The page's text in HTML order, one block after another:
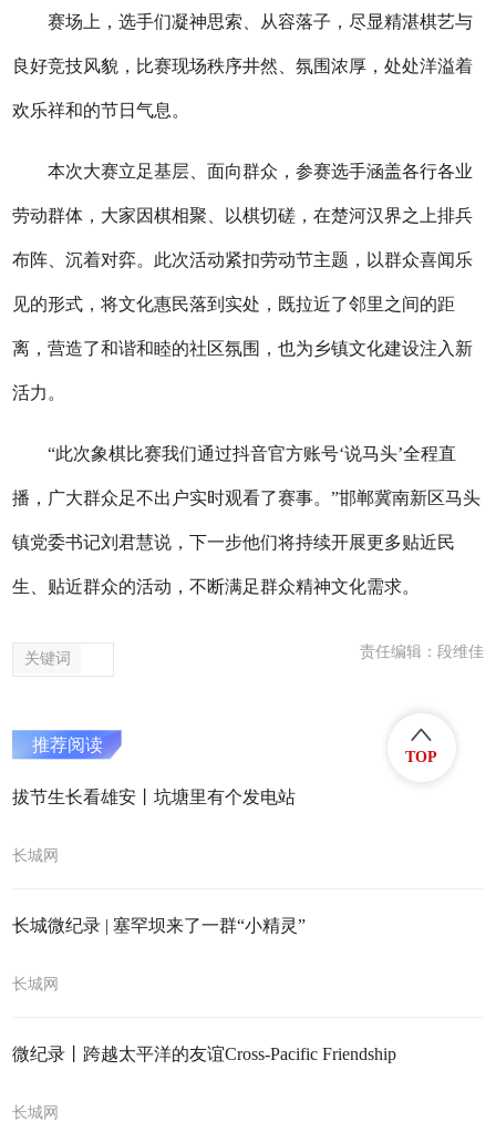
赛场上，选手们凝神思索、从容落子，尽显精湛棋艺与
良好竞技风貌， 比赛现场秩序井然、氛围浓厚，处处洋溢着
欢乐祥和的节日气息。
本次大赛立足基层、面向群众，参赛选手涵盖各行各业
劳动群体，大家因棋相聚、以棋切磋，在楚河汉界之上排兵
布阵、沉着对弈。 此次活动紧扣劳动节主题，以群众喜闻乐
见的形式，将文化惠民落到实处，既拉近了邻里之间的距
离，营造了和谐和睦的社区氛围，也为乡镇文化建设注入新
活力。
“此次象棋比赛我们通过抖音官方账号‘说马头’全程直
播， 广大群众足不出户实时观看了赛事。”邯郸冀南新区马头
镇党委书记刘君慧说 ，下一步他们将持续开展更多贴近民
生、贴近群众的活动，不断满足群众精神文化需求。
关键词 责任编辑：段维佳
推荐阅读
拔节生长看雄安丨坑塘里有个发电站
长城网
长城微纪录 | 塞罕坝来了一群“小精灵”
长城网
微纪录丨跨越太平洋的友谊Cross-Pacific Friendship
长城网
TOP